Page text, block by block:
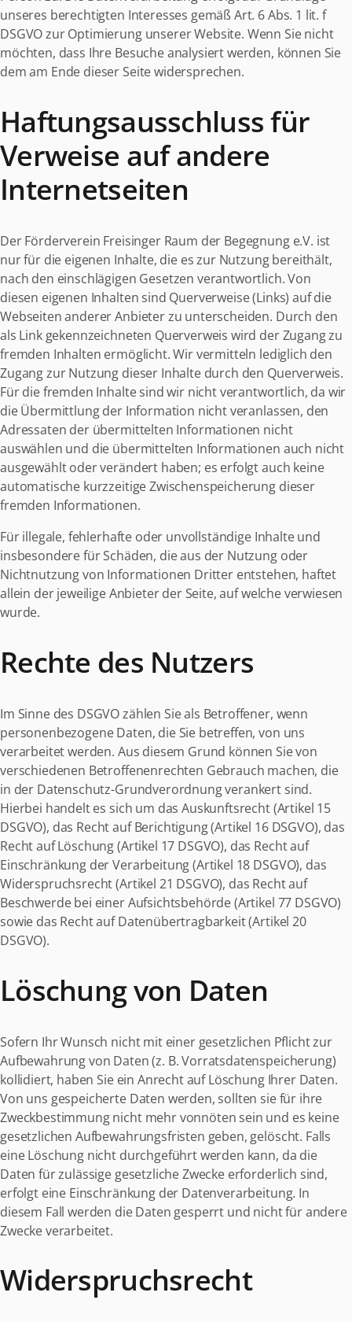
unseres berechtigten Interesses gemäß Art. 6 Abs. 1 lit. f
DSGVO zur Optimierung unserer Website. Wenn Sie nicht
möchten, dass Ihre Besuche analysiert werden, können Sie
dem am Ende dieser Seite widersprechen.
Haftungsausschluss für
Verweise auf andere
Internetseiten
Der Förderverein Freisinger Raum der Begegnung e.V. ist
nur für die eigenen Inhalte, die es zur Nutzung bereithält,
nach den einschlägigen Gesetzen verantwortlich. Von
diesen eigenen Inhalten sind Querverweise (Links) auf die
Webseiten anderer Anbieter zu unterscheiden. Durch den
als Link gekennzeichneten Querverweis wird der Zugang zu
fremden Inhalten ermöglicht. Wir vermitteln lediglich den
Zugang zur Nutzung dieser Inhalte durch den Querverweis.
Für die fremden Inhalte sind wir nicht verantwortlich, da wir
die Übermittlung der Information nicht veranlassen, den
Adressaten der übermittelten Informationen nicht
auswählen und die übermittelten Informationen auch nicht
ausgewählt oder verändert haben; es erfolgt auch keine
automatische kurzzeitige Zwischenspeicherung dieser
fremden Informationen.
Für illegale, fehlerhafte oder unvollständige Inhalte und
insbesondere für Schäden, die aus der Nutzung oder
Nichtnutzung von Informationen Dritter entstehen, haftet
allein der jeweilige Anbieter der Seite, auf welche verwiesen
wurde.
Rechte des Nutzers
Im Sinne des DSGVO zählen Sie als Betroffener, wenn
personenbezogene Daten, die Sie betreffen, von uns
verarbeitet werden. Aus diesem Grund können Sie von
verschiedenen Betroffenenrechten Gebrauch machen, die
in der Datenschutz-Grundverordnung verankert sind.
Hierbei handelt es sich um das Auskunftsrecht (Artikel 15
DSGVO), das Recht auf Berichtigung (Artikel 16 DSGVO), das
Recht auf Löschung (Artikel 17 DSGVO), das Recht auf
Einschränkung der Verarbeitung (Artikel 18 DSGVO), das
Widerspruchsrecht (Artikel 21 DSGVO), das Recht auf
Beschwerde bei einer Aufsichtsbehörde (Artikel 77 DSGVO)
sowie das Recht auf Datenübertragbarkeit (Artikel 20
DSGVO).
Löschung von Daten
Sofern Ihr Wunsch nicht mit einer gesetzlichen Pflicht zur
Aufbewahrung von Daten (z. B. Vorratsdatenspeicherung)
kollidiert, haben Sie ein Anrecht auf Löschung Ihrer Daten.
Von uns gespeicherte Daten werden, sollten sie für ihre
Zweckbestimmung nicht mehr vonnöten sein und es keine
gesetzlichen Aufbewahrungsfristen geben, gelöscht. Falls
eine Löschung nicht durchgeführt werden kann, da die
Daten für zulässige gesetzliche Zwecke erforderlich sind,
erfolgt eine Einschränkung der Datenverarbeitung. In
diesem Fall werden die Daten gesperrt und nicht für andere
Zwecke verarbeitet.
Widerspruchsrecht